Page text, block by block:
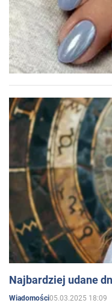
Najbardziej udane
Wiadomości05.03.2025 18:09